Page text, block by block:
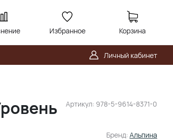
Избранное Корзина
Личный кабинет
Артикул: 978-5-9614-8371-0
Бренд: Альпина